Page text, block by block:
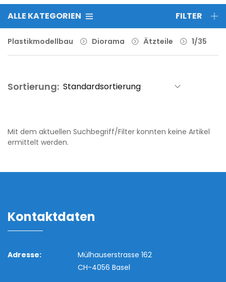
ALLE KATEGORIEN FILTER
Plastikmodellbau Diorama Ätzteile 1/35
Sortierung:
Mit dem aktuellen Suchbegriff/Filter konnten keine Artikel
ermittelt werden.
Kontaktdaten
Adresse:
Mülhauserstrasse 162
CH-4056 Basel